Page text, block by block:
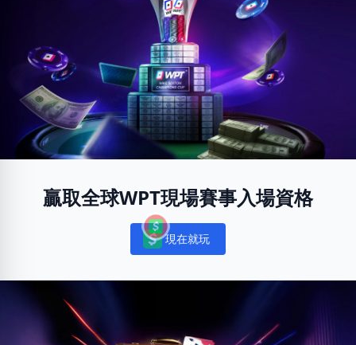
贏取全球WPT現場賽事入場資格
Notifications
現在就玩